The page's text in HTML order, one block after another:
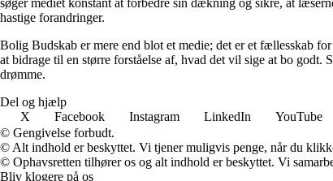
hastige forandringer.
Bolig Budskab er mere end blot et medie; det er et fællesskab
at bidrage til en større forståelse af, hvad det vil sige at bo
drømme.
Del og hjælp
X
Facebook Instagram LinkedIn YouTube
© Gengivelse forbudt.
© Alt indhold er beskyttet. Vi tjener muligvis penge, når du
© Ophavsretten tilhører os og alt indhold er beskyttet. Vi
Bliv klogere på os